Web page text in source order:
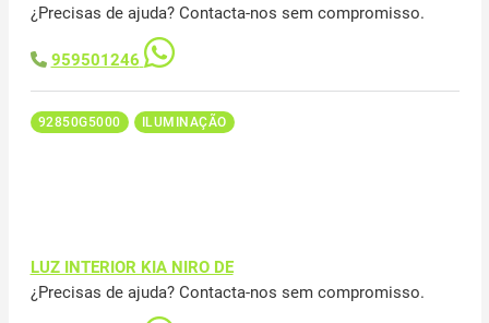
¿Precisas de ajuda? Contacta-nos sem compromisso.
959501246
92850G5000 ILUMINAÇÃO
LUZ INTERIOR KIA NIRO DE
¿Precisas de ajuda? Contacta-nos sem compromisso.